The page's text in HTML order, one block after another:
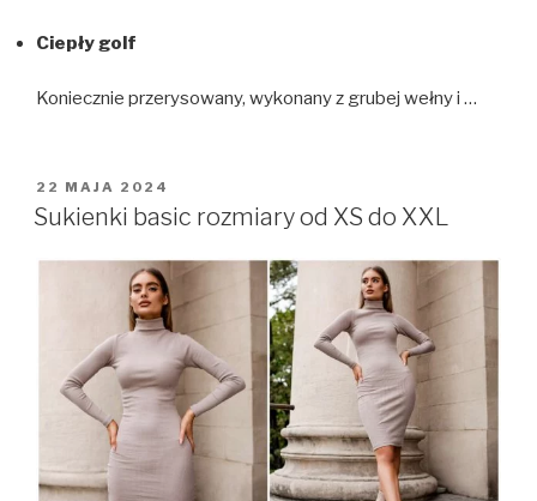
Ciepły golf
Koniecznie przerysowany, wykonany z grubej wełny i …
OPUBLIKOWANE
W
22 MAJA 2024
Sukienki basic rozmiary od XS do XXL